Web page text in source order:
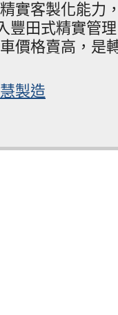
實客製化能力
豐田式精實管
價格賣高，是
製造